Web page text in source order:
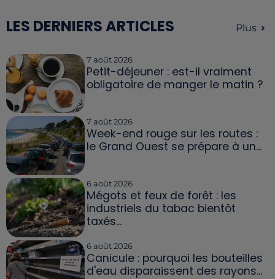
LES DERNIERS ARTICLES Plus
7 août 2026
Petit-déjeuner : est-il vraiment
obligatoire de manger le matin ?
7 août 2026
Week-end rouge sur les routes :
le Grand Ouest se prépare à un...
6 août 2026
Mégots et feux de forêt : les
industriels du tabac bientôt
taxés...
6 août 2026
Canicule : pourquoi les bouteilles
d'eau disparaissent des rayons...